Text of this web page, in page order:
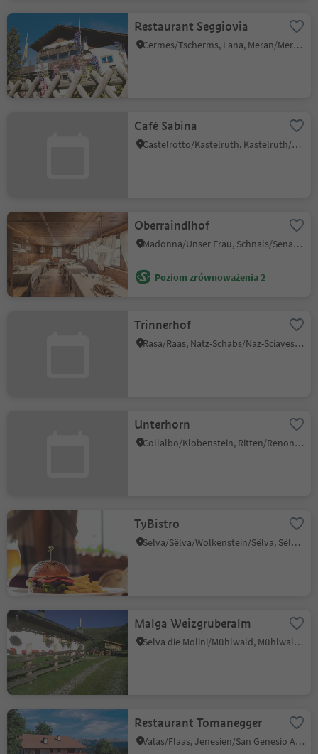
Restaurant Seggiovia
Cermes/Tscherms, Lana, Meran/Merano and environs
Café Sabina
Castelrotto/Kastelruth, Kastelruth/Castelrotto, Dolomites Region Seiser Alm
Oberraindlhof
Madonna/Unser Frau, Schnals/Senales, Vinschgau/Val Venosta
Poziom zrównoważenia 2
Trinnerhof
Rasa/Raas, Natz-Schabs/Naz-Sciaves, Brixen/Bressanone and environs
Unterhorn
Collalbo/Klobenstein, Ritten/Renon, Bolzano/Bozen and environs
TyBistro
Selva/Sëlva/Wolkenstein/Sëlva, Sëlva/Selva di Val Gardena, Dolomites Region Val Gardena
Malga Weizgruberalm
Selva die Molini/Mühlwald, Mühlwald/Selva dei Molini, Ahrntal/Valle Aurina
Restaurant Tomanegger
Valas/Flaas, Jenesien/San Genesio Atesino, Bolzano/Bozen and environs